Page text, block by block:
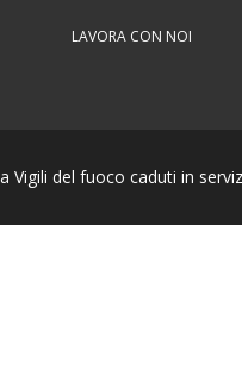
LAVORA CON NOI
Vigili del fuoco caduti in